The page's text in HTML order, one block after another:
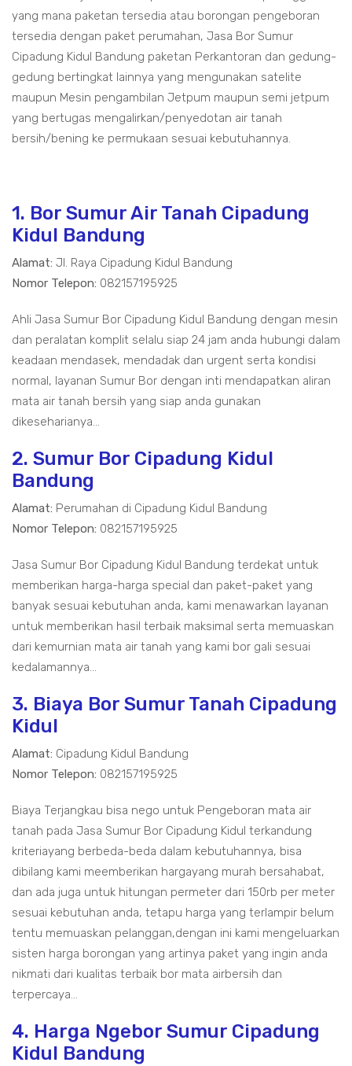
yang mana paketan tersedia atau borongan pengeboran
tersedia dengan paket perumahan, Jasa Bor Sumur
Cipadung Kidul Bandung paketan Perkantoran dan gedung-
gedung bertingkat lainnya yang mengunakan satelite
maupun Mesin pengambilan Jetpum maupun semi jetpum
yang bertugas mengalirkan/penyedotan air tanah
bersih/bening ke permukaan sesuai kebutuhannya.
1. Bor Sumur Air Tanah Cipadung
Kidul Bandung
Alamat: Jl. Raya Cipadung Kidul Bandung
Nomor Telepon: 082157195925
Ahli Jasa Sumur Bor Cipadung Kidul Bandung dengan mesin
dan peralatan komplit selalu siap 24 jam anda hubungi dalam
keadaan mendasek, mendadak dan urgent serta kondisi
normal, layanan Sumur Bor dengan inti mendapatkan aliran
mata air tanah bersih yang siap anda gunakan
dikeseharianya...
2. Sumur Bor Cipadung Kidul
Bandung
Alamat: Perumahan di Cipadung Kidul Bandung
Nomor Telepon: 082157195925
Jasa Sumur Bor Cipadung Kidul Bandung terdekat untuk
memberikan harga-harga special dan paket-paket yang
banyak sesuai kebutuhan anda, kami menawarkan layanan
untuk memberikan hasil terbaik maksimal serta memuaskan
dari kemurnian mata air tanah yang kami bor gali sesuai
kedalamannya...
3. Biaya Bor Sumur Tanah Cipadung
Kidul
Alamat: Cipadung Kidul Bandung
Nomor Telepon: 082157195925
Biaya Terjangkau bisa nego untuk Pengeboran mata air
tanah pada Jasa Sumur Bor Cipadung Kidul terkandung
kriteriayang berbeda-beda dalam kebutuhannya, bisa
dibilang kami meemberikan hargayang murah bersahabat,
dan ada juga untuk hitungan permeter dari 150rb per meter
sesuai kebutuhan anda, tetapu harga yang terlampir belum
tentu memuaskan pelanggan,dengan ini kami mengeluarkan
sisten harga borongan yang artinya paket yang ingin anda
nikmati dari kualitas terbaik bor mata airbersih dan
terpercaya...
4. Harga Ngebor Sumur Cipadung
Kidul Bandung